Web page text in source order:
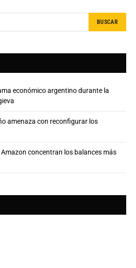
económico argentino durante la
amenaza con reconfigurar los
concentran los balances más